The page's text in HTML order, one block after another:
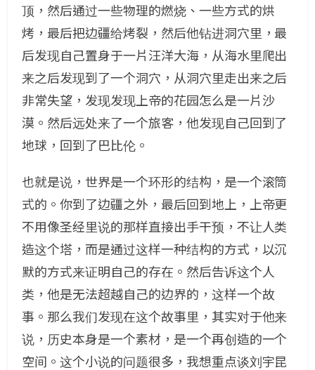
顶，然后通过一些物理的燃烧、一些方式的烘
烤，最后把边疆给烤裂，然后他钻进洞穴里，最
后发现自己置身于一片汪洋大海，从海水里爬出
来之后发现到了一个洞穴，从洞穴里走出来之后
非常失望，发现发现上帝的花园怎么是一片沙
漠。然后远处来了一个旅客，他发现自己回到了
地球，回到了巴比伦。
也就是说，世界是一个环形的结构，是一个滚筒
式的。你到了边疆之外，最后回到地上，上帝更
不用像圣经里说的那样直接出手干预，不让人类
造这个塔，而是通过这样一种结构的方式，以沉
默的方式来证明自己的存在。然后告诉这个人
类，他是无法超越自己的边界的，这样一个故
事。那么我们发现在这个故事里，其实对于他来
说，历史本身是一个素材，是一个再创造的一个
空间。这个小说的问题很多，我想重点谈刘宇昆